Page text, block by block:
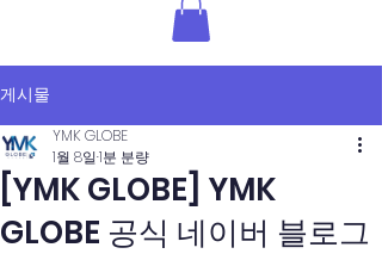
게시물
[YMK GLOBE] YMK
GLOBE 공식 네이버 블로그
YMK GLOBE
1월 8일1분 분량